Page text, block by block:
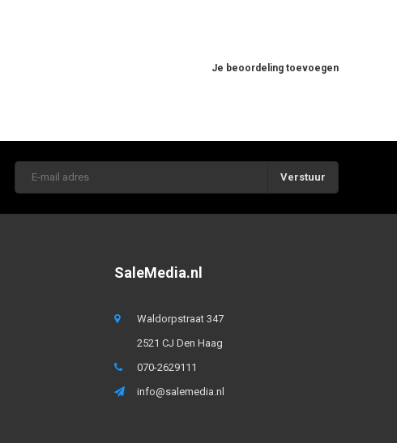
Je beoordeling toevoegen
Verstuur
SaleMedia.nl
Waldorpstraat 347
2521 CJ Den Haag
070-2629111
info@salemedia.nl